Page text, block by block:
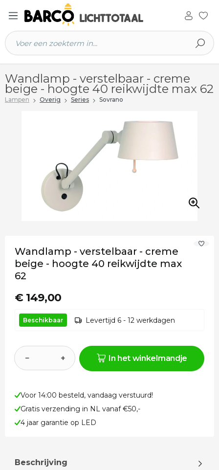
hoofdinhoud
Wandlamp - verstelbaar - creme
beige - hoogte 40 reikwijdte max 62
Lampen Overig Series Sovrano
Wandlamp - verstelbaar - creme
beige - hoogte 40 reikwijdte max
62
€ 149,00
Beschikbaar Levertijd 6 - 12 werkdagen
− + In het winkelmandje
Voor 14:00 besteld, vandaag verstuurd!
Gratis verzending in NL vanaf €50,-
4 jaar garantie op LED
Beschrijving